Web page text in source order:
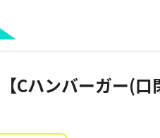
Cハンバーガー(